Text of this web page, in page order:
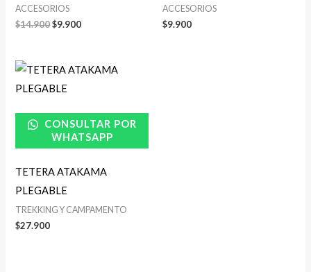
ACCESORIOS
$14.900$9.900
ACCESORIOS
$9.900
CONSULTAR POR
WHATSAPP
TETERA ATAKAMA
PLEGABLE
TREKKING Y CAMPAMENTO
$27.900